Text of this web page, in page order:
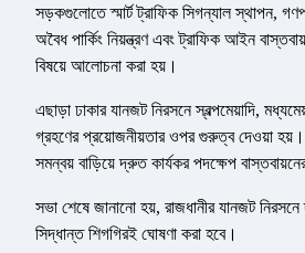
সড়কগুলোতে স্মার্ট ট্রাফিক সিগন্যাল স্থাপন,
অবৈধ পার্কিং নিয়ন্ত্রণ এবং ট্রাফিক আইন
বিষয়ে আলোচনা করা হয়।
এছাড়া ঢাকার যানজট নিরসনে স্বল্পমেয়াদি,
গ্রহণের প্রয়োজনীয়তার ওপর গুরুত্ব দেওয়া হয়।
সমন্বয় বাড়িয়ে দ্রুত কার্যকর পদক্ষেপ বাস্তবায়নের
সভা শেষে জানানো হয়, রাজধানীর যানজট
সিদ্ধান্ত শিগগিরই ঘোষণা করা হবে।